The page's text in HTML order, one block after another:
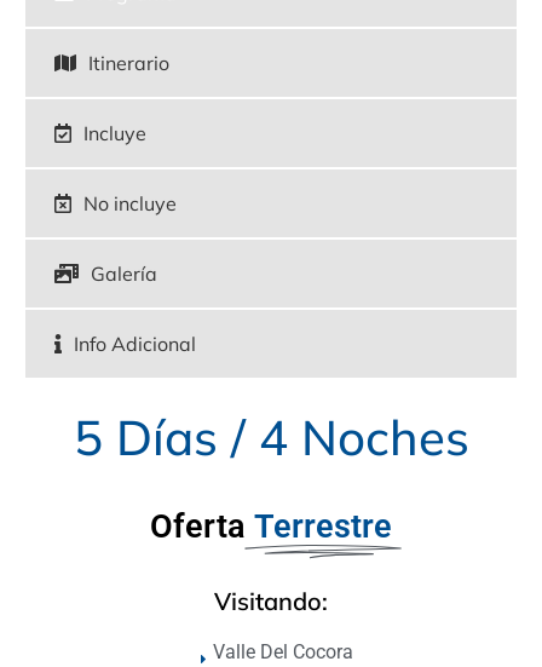
Itinerario
Incluye
No incluye
Galería
Info Adicional
5 Días / 4 Noches
Oferta Terrestre
Visitando:
Valle Del Cocora